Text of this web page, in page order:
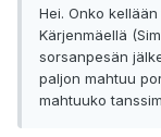
Hei. Onko
Kärjenmäellä
sorsanpesän
paljon mahtuu
mahtuuko